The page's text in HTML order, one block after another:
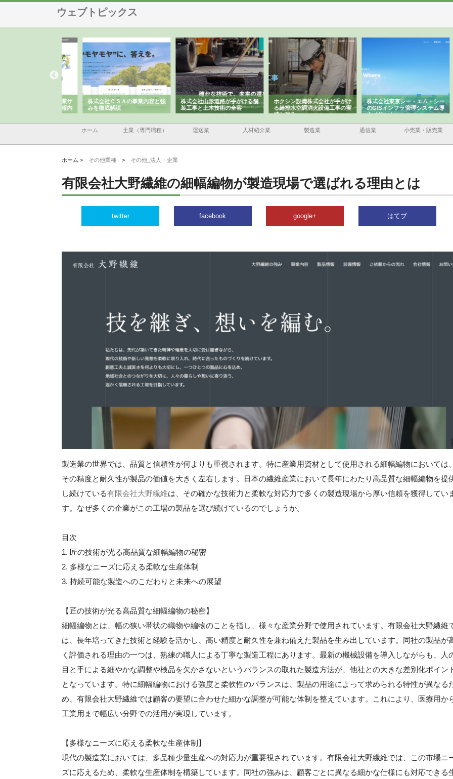
ウェブトピックス
株式会社ＣＳＡの事業内容と強
みを徹底解説
株式会社山形道路が手がける舗
装工事と土木技術の全容
ホクシン設備株式会社が手がけ
る給排水空調消火設備工事の実
績と強み
株式会社東京シー・エム・シー
のGISインフラ管理システム導
入メリット
株
か
由
ホーム 士業（専門職種） 運送業 人材紹介業 製造業 通信業 小売業・販売業
ホーム > その他業種 > その他_法人・企業
有限会社大野繊維の細幅編物が製造現場で選ばれる理由とは
twitter facebook google+ はてブ
製造業の世界では、品質と信頼性が何よりも重視されます。特に産業用資材として使用される細幅編物においては、
その精度と耐久性が製品の価値を大きく左右します。日本の繊維産業において長年にわたり高品質な細幅編物を提
し続けている有限会社大野繊維は、その確かな技術力と柔軟な対応力で多くの製造現場から厚い信頼を獲得してい
す。なぜ多くの企業がこの工場の製品を選び続けているのでしょうか。
目次
1. 匠の技術が光る高品質な細幅編物の秘密
2. 多様なニーズに応える柔軟な生産体制
3. 持続可能な製造へのこだわりと未来への展望
【匠の技術が光る高品質な細幅編物の秘密】
細幅編物とは、幅の狭い帯状の織物や編物のことを指し、様々な産業分野で使用されています。有限会社大野繊維
は、長年培ってきた技術と経験を活かし、高い精度と耐久性を兼ね備えた製品を生み出しています。同社の製品が
く評価される理由の一つは、熟練の職人による丁寧な製造工程にあります。最新の機械設備を導入しながらも、人
目と手による細やかな調整や検品を欠かさないというバランスの取れた製造方法が、他社との大きな差別化ポイン
となっています。特に細幅編物における強度と柔軟性のバランスは、製品の用途によって求められる特性が異なる
め、有限会社大野繊維では顧客の要望に合わせた細かな調整が可能な体制を整えています。これにより、医療用か
工業用まで幅広い分野での活用が実現しています。
【多様なニーズに応える柔軟な生産体制】
現代の製造業においては、多品種少量生産への対応力が重要視されています。有限会社大野繊維では、この市場ニ
ズに応えるため、柔軟な生産体制を構築しています。同社の強みは、顧客ごとに異なる細かな仕様にも対応できる